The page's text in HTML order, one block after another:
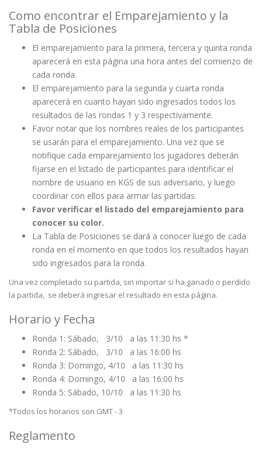
Como encontrar el Emparejamiento y la
Tabla de Posiciones
El emparejamiento para la primera, tercera y quinta ronda
aparecerá en esta página una hora antes del comienzo de
cada ronda.
El emparejamiento para la segunda y cuarta ronda
aparecerá en cuanto hayan sido ingresados todos los
resultados de las rondas 1 y 3 respectivamente.
Favor notar que los nombres reales de los participantes
se usarán para el emparejamiento. Una vez que se
notifique cada emparejamiento los jugadores deberán
fijarse en el listado de participantes para identificar el
nombre de usuario en KGS de sus adversario, y luego
coordinar con ellos para armar las partidas.
Favor verificar el listado del emparejamiento para
conocer su color.
La Tabla de Posiciones se dará a conocer luego de cada
ronda en el momento en que todos los resultados hayan
sido ingresados para la ronda.
Una vez completado su partida, sin importar si ha ganado o perdido
la partida, se deberá ingresar el resultado en esta página.
Horario y Fecha
Ronda 1: Sábado, 3/10 a las 11:30 hs *
Ronda 2: Sábado, 3/10 a las 16:00 hs
Ronda 3: Domingo, 4/10 a las 11:30 hs
Ronda 4: Domingo, 4/10 a las 16:00 hs
Ronda 5: Sábado, 10/10 a las 11:30 hs
*Todos los horarios son GMT - 3
Reglamento